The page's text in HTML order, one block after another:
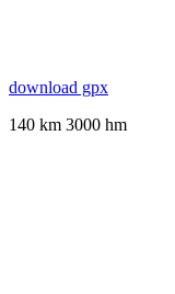
download gpx
140 km 3000 hm